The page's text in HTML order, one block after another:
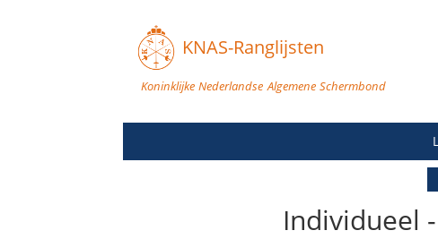
KNAS-Ranglijsten
Koninklijke Nederlandse Algemene Schermbond
Individueel